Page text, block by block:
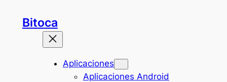
Bitoca
Aplicaciones
Aplicaciones Android